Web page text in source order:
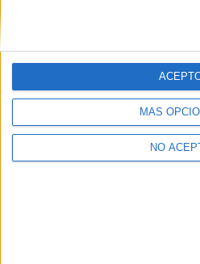
MÁS
NO
Quiénes somos|
Aviso legal|Politica de privacidad|
de
© 2003-2026Compás Mediterráneo
Madrid [ESPAÑA] -